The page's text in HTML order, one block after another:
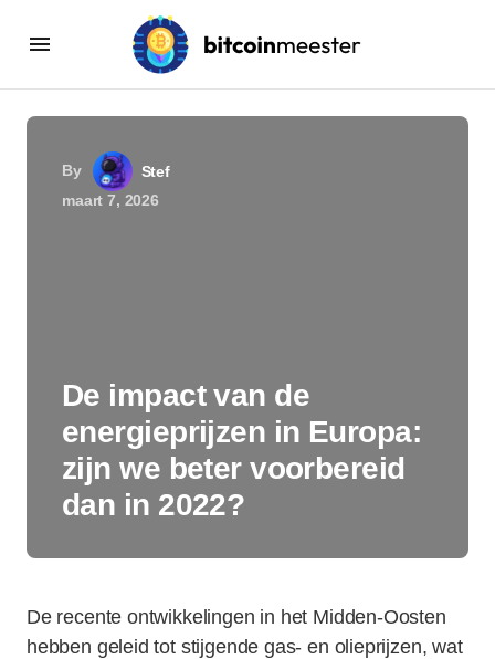
By
Stef
maart 7, 2026
De impact van de
energieprijzen in Europa:
zijn we beter voorbereid
dan in 2022?
De recente ontwikkelingen in het Midden-Oosten
hebben geleid tot stijgende gas- en olieprijzen, wat